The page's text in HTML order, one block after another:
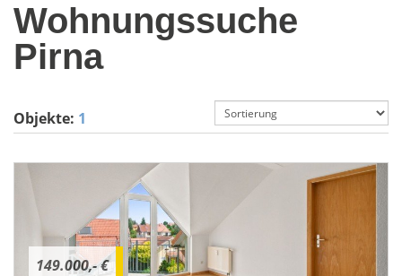
Wohnungssuche
Pirna
Objekte: 1
149.000,- €